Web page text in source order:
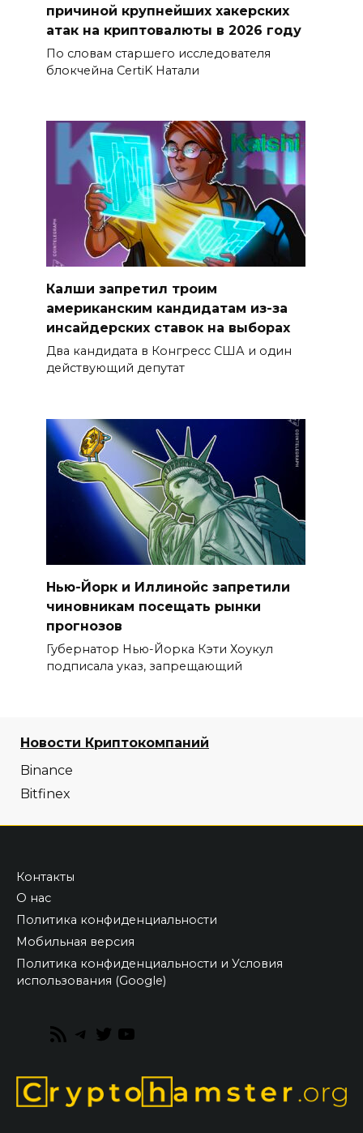
причиной крупнейших хакерских
атак на криптовалюты в 2026 году
По словам старшего исследователя
блокчейна CertiK Натали
Калши запретил троим
американским кандидатам из-за
инсайдерских ставок на выборах
Два кандидата в Конгресс США и один
действующий депутат
Нью-Йорк и Иллинойс запретили
чиновникам посещать рынки
прогнозов
Губернатор Нью-Йорка Кэти Хоукул
подписала указ, запрещающий
Новости Криптокомпаний
Binance
Bitfinex
Контакты
О нас
Политика конфиденциальности
Мобильная версия
Политика конфиденциальности и Условия
использования (Google)
RSS
Telegram
Twitter